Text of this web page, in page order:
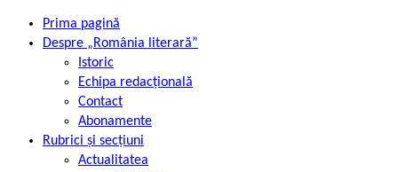
Prima pagină
Despre „România literară”
Istoric
Echipa redacțională
Contact
Abonamente
Rubrici și secțiuni
Actualitatea